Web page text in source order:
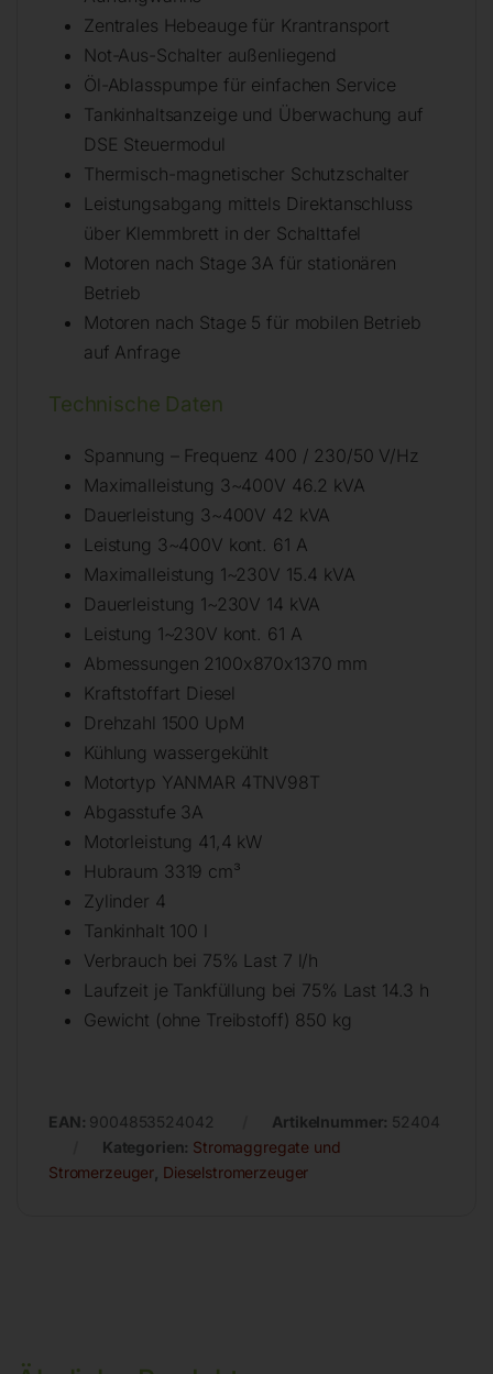
Zentrales Hebeauge für Krantransport
Not-Aus-Schalter außenliegend
Öl-Ablasspumpe für einfachen Service
Tankinhaltsanzeige und Überwachung auf
DSE Steuermodul
Thermisch-magnetischer Schutzschalter
Leistungsabgang mittels Direktanschluss
über Klemmbrett in der Schalttafel
Motoren nach Stage 3A für stationären
Betrieb
Motoren nach Stage 5 für mobilen Betrieb
auf Anfrage
Technische Daten
Spannung – Frequenz 400 / 230/50 V/Hz
Maximalleistung 3~400V 46.2 kVA
Dauerleistung 3~400V 42 kVA
Leistung 3~400V kont. 61 A
Maximalleistung 1~230V 15.4 kVA
Dauerleistung 1~230V 14 kVA
Leistung 1~230V kont. 61 A
Abmessungen 2100x870x1370 mm
Kraftstoffart Diesel
Drehzahl 1500 UpM
Kühlung wassergekühlt
Motortyp YANMAR 4TNV98T
Abgasstufe 3A
Motorleistung 41,4 kW
Hubraum 3319 cm³
Zylinder 4
Tankinhalt 100 l
Verbrauch bei 75% Last 7 l/h
Laufzeit je Tankfüllung bei 75% Last 14.3 h
Gewicht (ohne Treibstoff) 850 kg
EAN: 9004853524042 Artikelnummer: 52404
Kategorien: Stromaggregate und
Stromerzeuger Dieselstromerzeuger